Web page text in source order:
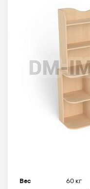
Вес
60 кг